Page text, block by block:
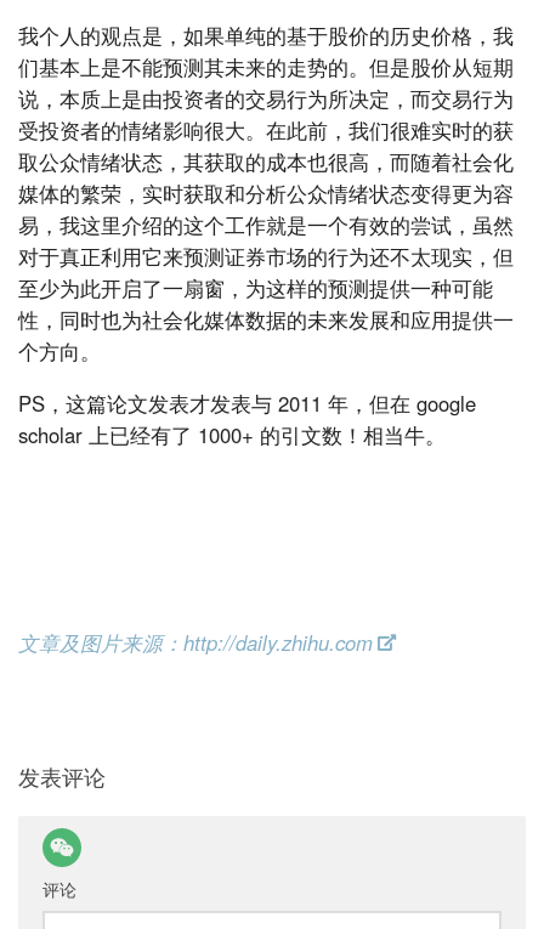
我个人的观点是，如果单纯的基于股价的历史价格，我
们基本上是不能预测其未来的走势的。但是股价从短期
说，本质上是由投资者的交易行为所决定，而交易行为
受投资者的情绪影响很大。在此前，我们很难实时的获
取公众情绪状态，其获取的成本也很高，而随着社会化
媒体的繁荣，实时获取和分析公众情绪状态变得更为容
易，我这里介绍的这个工作就是一个有效的尝试，虽然
对于真正利用它来预测证券市场的行为还不太现实，但
至少为此开启了一扇窗，为这样的预测提供一种可能
性，同时也为社会化媒体数据的未来发展和应用提供一
个方向。
PS，这篇论文发表才发表与 2011 年，但在 google
scholar 上已经有了 1000+ 的引文数！相当牛。
文章及图片来源：http://daily.zhihu.com
发表评论
评论